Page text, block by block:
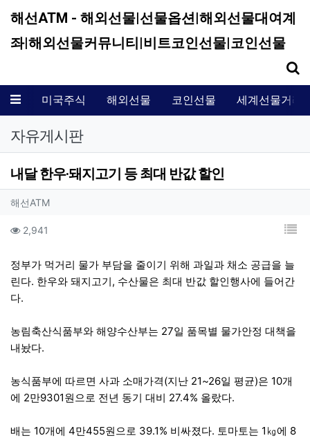
해선ATM - 해외선물|선물옵션|해외선물대여계
좌|해외선물커뮤니티|비트코인선물|코인선물
메뉴 미국주식 해외선물 코인선물 세계선물거래
자유게시판
내달 한우·돼지고기 등 최대 반값 할인
작성자 정보
해선ATM작성
컨텐츠 정보
2,941 목
본문
정부가 먹거리 물가 부담을 줄이기 위해 과일과 채소 공급을 늘
린다. 한우와 돼지고기, 수산물은 최대 반값 할인행사에 들어간
다.
농림축산식품부와 해양수산부는 27일 품목별 물가안정 대책을
내놨다.
농식품부에 따르면 사과 소매가격(지난 21~26일 평균)은 10개
에 2만9301원으로 전년 동기 대비 27.4% 올랐다.
배는 10개에 4만455원으로 39.1% 비싸졌다. 토마토는 1㎏에 8